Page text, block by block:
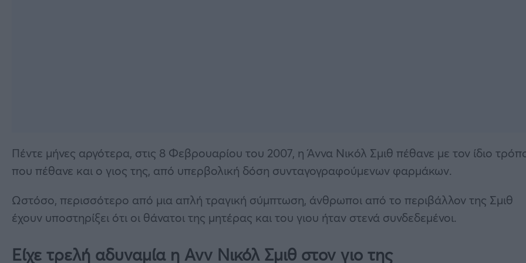
Πέντε μήνες αργότερα, στις 8 Φεβρουαρίου του 2007, η Άννα Νικόλ Σμιθ πέθανε με τον ίδιο
που πέθανε και ο γιος της, από υπερβολική δόση συνταγογραφούμενων φαρμάκων.
Ωστόσο, περισσότερο από μια απλή τραγική σύμπτωση, άνθρωποι από το περιβάλλον της Σμιθ
έχουν υποστηρίξει ότι οι θάνατοι της μητέρας και του γιου ήταν στενά συνδεδεμένοι.
Είχε τρελή αδυναμία η Ανν Νικόλ Σμιθ στον γιο της